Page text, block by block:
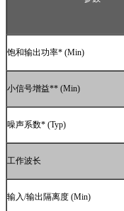
饱和输出功率* (Min)
小信号增益** (Min)
噪声系数* (Typ)
工作波长
输入/输出隔离度 (Min)